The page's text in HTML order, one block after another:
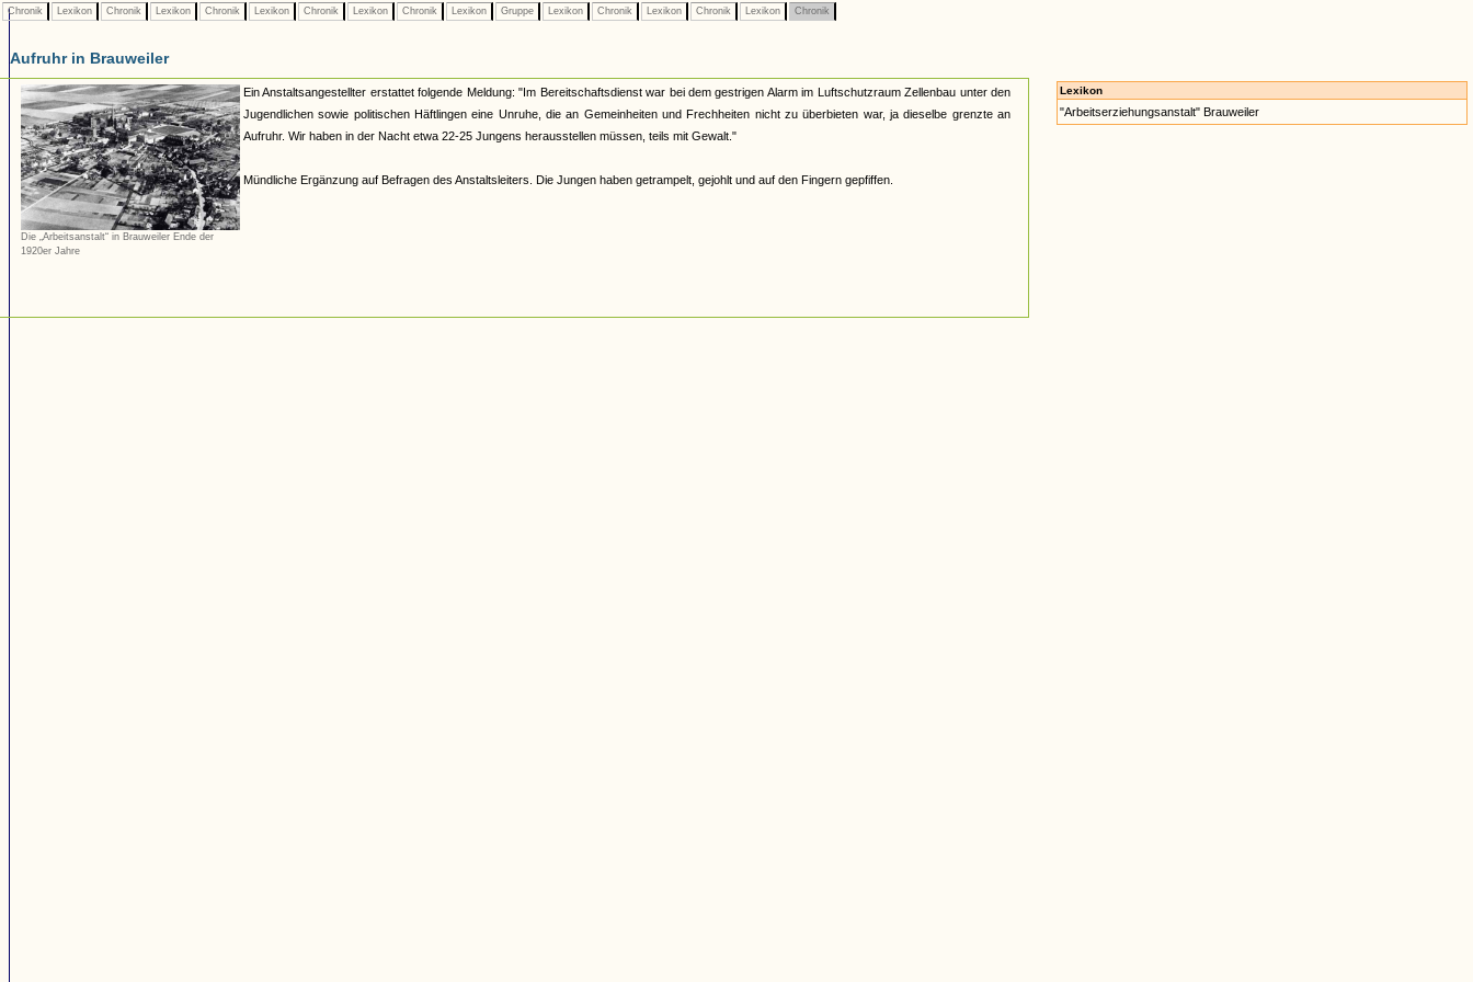
Chronik Lexikon Chronik Lexikon Chronik Lexikon Chronik Lexikon Chronik Lexikon Gruppe Lexikon Chronik Lexikon Chronik Lexikon Chronik
Aufruhr in Brauweiler
Die „Arbeitsanstalt“ in Brauweiler Ende der
1920er Jahre
Ein Anstaltsangestellter erstattet folgende Meldung: "Im Bereitschaftsdienst war bei dem gestrigen Alarm im Luftschutzraum Zellenbau unter den
Jugendlichen sowie politischen Häftlingen eine Unruhe, die an Gemeinheiten und Frechheiten nicht zu überbieten war, ja dieselbe grenzte an
Aufruhr. Wir haben in der Nacht etwa 22-25 Jungens herausstellen müssen, teils mit Gewalt."
Mündliche Ergänzung auf Befragen des Anstaltsleiters. Die Jungen haben getrampelt, gejohlt und auf den Fingern gepfiffen.
Lexikon
"Arbeitserziehungsanstalt" Brauweiler